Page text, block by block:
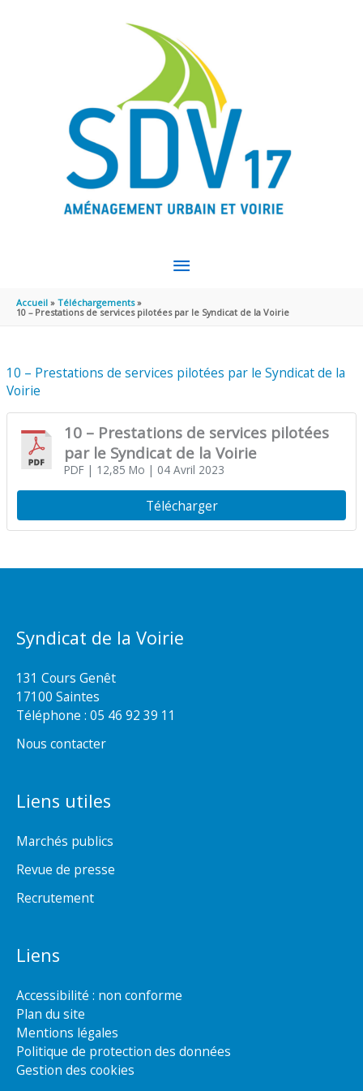
MENU
PRINCIPAL
Accueil
Téléchargements
10 – Prestations de services pilotées par le Syndicat de la Voirie
10 – Prestations de services pilotées par le Syndicat de la
Voirie
10 – Prestations de services pilotées
par le Syndicat de la Voirie
PDF| 12,85 Mo | 04 Avril 2023
Télécharger
Syndicat de la Voirie
131 Cours Genêt
17100 Saintes
Téléphone : 05 46 92 39 11
Nous contacter
Liens utiles
Marchés publics
Revue de presse
Recrutement
Liens
Accessibilité : non conforme
Plan du site
Mentions légales
Politique de protection des données
Gestion des cookies